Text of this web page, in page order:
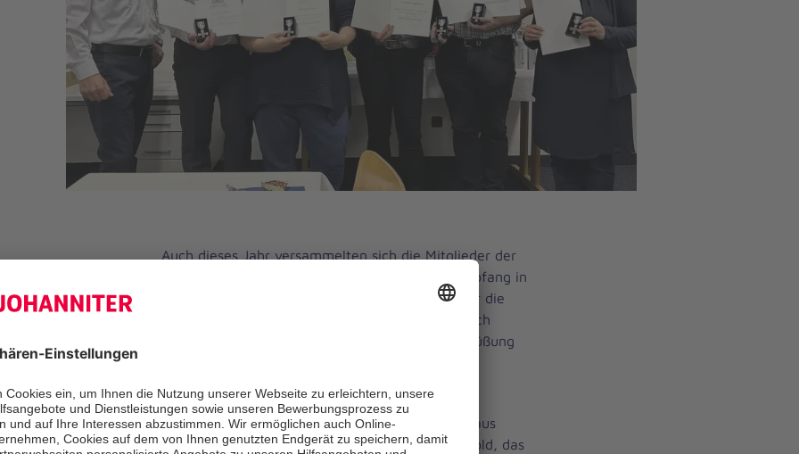
Auch dieses Jahr versammelten sich die Mitglieder der
Johanniter in Donauwörth zu ihrem Neujahrsempfang in
der Dienststelle. Der Abend beinhaltete nicht nur die
Rückblicke auf das vergangene Jahr, sondern auch
zahlreiche Ehrungen, Ernennungen und die Begrüßung
Der Abend begann mit der feierlichen Verleihung
verschiedener Ehrenzeichen. Unter großem Applaus
wurden das Leistungsabzeichen in Bronze und Gold, das